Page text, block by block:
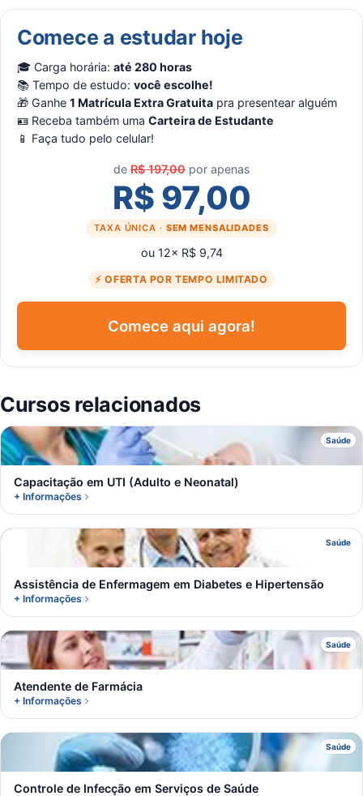
Comece a estudar hoje
🎓 Carga horária: até 280 horas
📚 Tempo de estudo: você escolhe!
🎁 Ganhe 1 Matrícula Extra Gratuita pra presentear alguém
🪪 Receba também uma Carteira de Estudante
📱 Faça tudo pelo celular!
de R$ 197,00 por apenas
R$ 97,00
TAXA ÚNICA · SEM MENSALIDADES
ou 12× R$ 9,74
⚡ OFERTA POR TEMPO LIMITADO
Comece aqui agora!
Cursos relacionados
Saúde
C
Capacitação em UTI (Adulto e Neonatal)
+ Informações
Saúde
A
Assistência de Enfermagem em Diabetes e Hipertensão
+ Informações
Saúde
A
Atendente de Farmácia
+ Informações
Saúde
C
Controle de Infecção em Serviços de Saúde